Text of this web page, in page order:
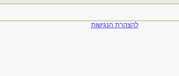
להצהרת הנגישות